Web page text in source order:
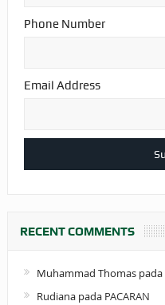
Phone Number
Email Address
RECENT COMMENTS
Muhammad Thomaspada
Rudianapada PACARAN